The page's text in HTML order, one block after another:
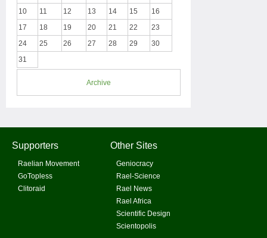
10
11 12 13 14 15
16
17
18 19 20 21 22
23
24
25 26 27 28 29
30
31
Archive
Supporters
Raelian Movement
GoTopless
Clitoraid
Other Sites
Geniocracy
Rael-Science
Rael News
Rael Africa
Scientific Design
Scientopolis